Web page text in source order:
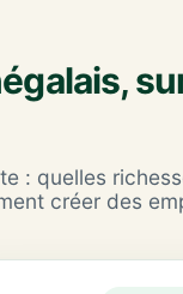
: quelles
créer des